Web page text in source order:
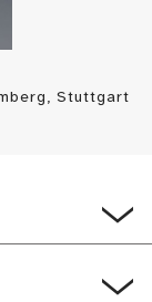
Stuttgart